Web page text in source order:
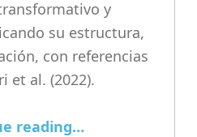
y
su estructura,
con referencias
et al. (2022).
reading…